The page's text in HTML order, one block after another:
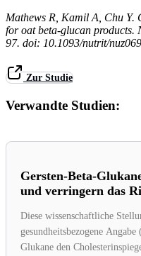
Mathews R, Kamil A, Chu Y.
for oat beta-glucan products.
97. doi: 10.1093/nutrit/
Zur Studie
Verwandte Studien:
Gersten-Beta-
und verringern das
Diese wissenschaftliche
gesundheitsbezogene
Glukane den